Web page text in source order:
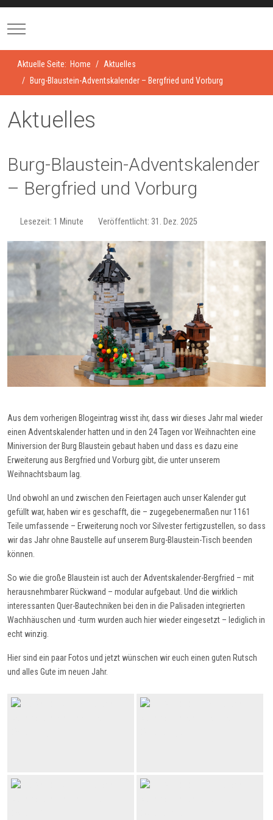
Mobile Menu Toggle
Aktuelle Seite: Home
Aktuelles
Burg-Blau­stein-Ad­vents­ka­len­der – Berg­fried und Vor­burg
Aktuelles
Burg-Blau­stein-Ad­vents­ka­len­der
– Berg­fried und Vor­burg
Lesezeit: 1 Minute Veröffentlicht: 31. Dez. 2025
Aus dem vorherigen Blogeintrag wisst ihr, dass wir dieses Jahr mal wieder
einen Adventskalender hatten und in den 24 Tagen vor Weihnachten eine
Miniversion der Burg Blaustein gebaut haben und dass es dazu eine
Erweiterung aus Bergfried und Vorburg gibt, die unter unserem
Weihnachtsbaum lag.
Und obwohl an und zwischen den Feiertagen auch unser Kalender gut
gefüllt war, haben wir es geschafft, die – zugegebenermaßen nur 1161
Teile umfassende – Erweiterung noch vor Silvester fertigzustellen, so dass
wir das Jahr ohne Baustelle auf unserem Burg-Blaustein-Tisch beenden
können.
So wie die große Blaustein ist auch der Adventskalender-Bergfried – mit
herausnehmbarer Rückwand – modular aufgebaut. Und die wirklich
interessanten Quer-Bautechniken bei den in die Palisaden integrierten
Wachhäuschen und -turm wurden auch hier wieder eingesetzt – lediglich in
echt winzig.
Hier sind ein paar Fotos und jetzt wünschen wir euch einen guten Rutsch
und alles Gute im neuen Jahr.